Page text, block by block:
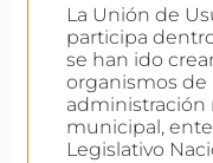
La Unión de
participa
se han ido
organismos de
administración
municipal,
Legislativo